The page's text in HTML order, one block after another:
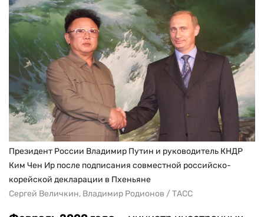
Президент России Владимир Путин и руководитель КНДР
Ким Чен Ир после подписания совместной российско-
корейской декларации в Пхеньяне
Сергей Величкин, Владимир Родионов / ТАСС